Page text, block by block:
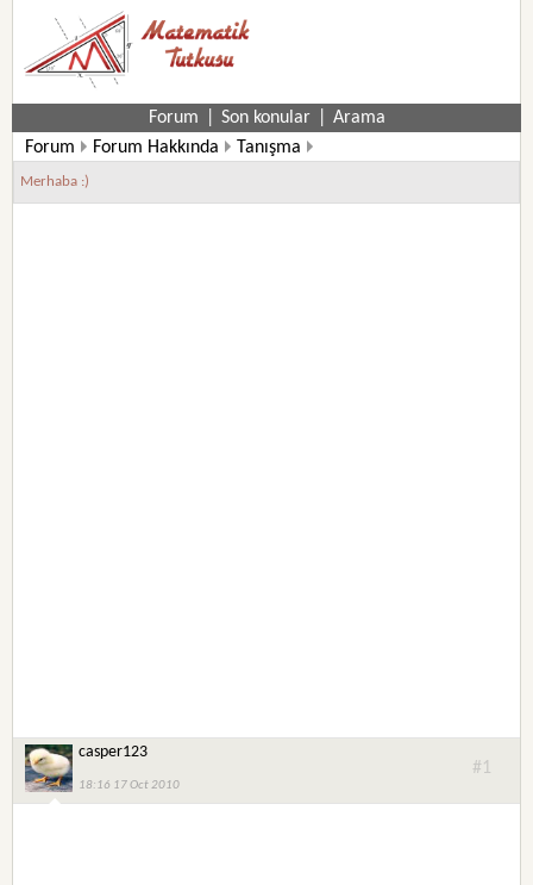
Forum Son konular
Arama
Forum
Forum Hakkında Tanışma
Merhaba :)
casper123
18:16 17 Oct 2010
#1